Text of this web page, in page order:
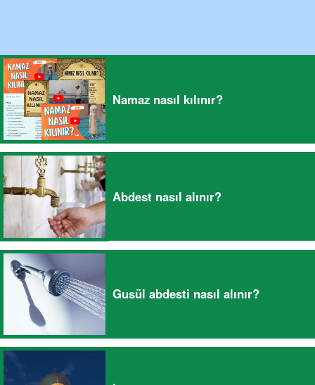
Namaz nasıl kılınır?
Abdest nasıl alınır?
Gusül abdesti nasıl alınır?